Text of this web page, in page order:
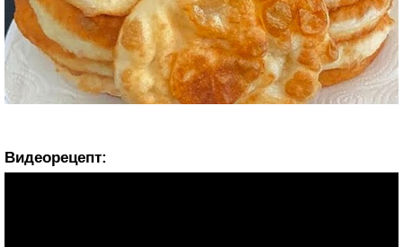
Видеорецепт: